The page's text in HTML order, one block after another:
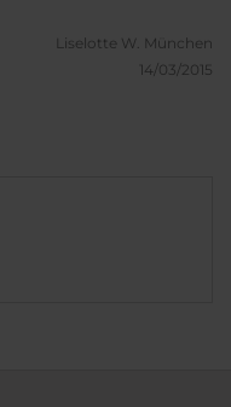
Liselotte W. München
14/03/2015